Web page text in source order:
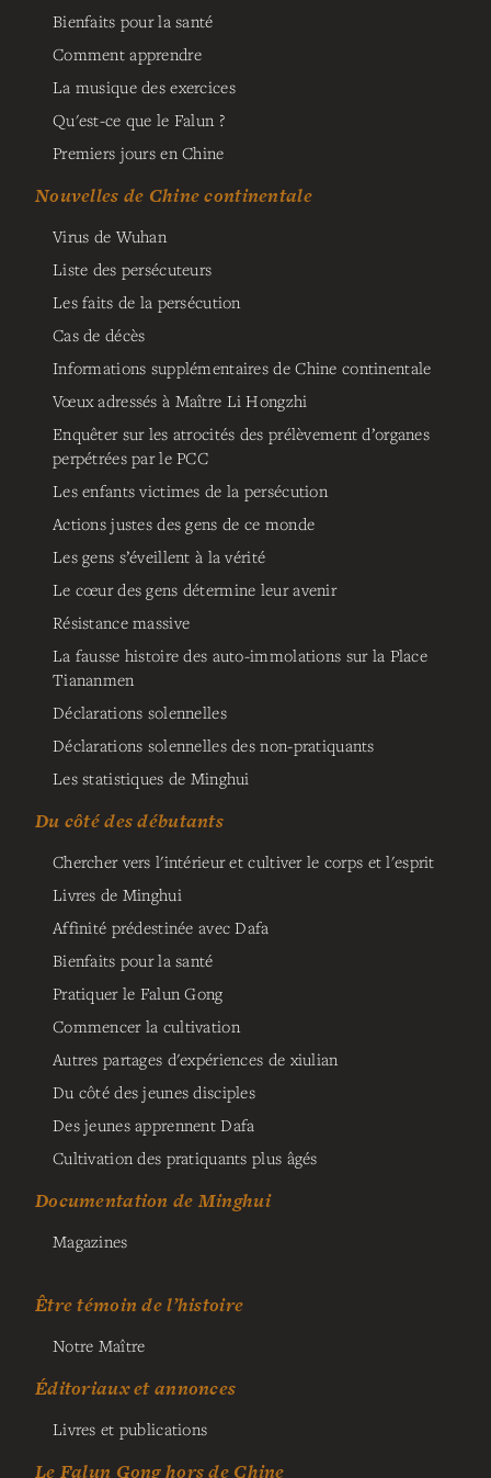
Bienfaits pour la santé
Comment apprendre
La musique des exercices
Qu'est-ce que le Falun ?
Premiers jours en Chine
Nouvelles de Chine continentale
Virus de Wuhan
Liste des persécuteurs
Les faits de la persécution
Cas de décès
Informations supplémentaires de Chine continentale
Vœux adressés à Maître Li Hongzhi
Enquêter sur les atrocités des prélèvement d’organes
perpétrées par le PCC
Les enfants victimes de la persécution
Actions justes des gens de ce monde
Les gens s’éveillent à la vérité
Le cœur des gens détermine leur avenir
Résistance massive
La fausse histoire des auto-immolations sur la Place
Tiananmen
Déclarations solennelles
Déclarations solennelles des non-pratiquants
Les statistiques de Minghui
Du côté des débutants
Chercher vers l'intérieur et cultiver le corps et l'esprit
Livres de Minghui
Affinité prédestinée avec Dafa
Bienfaits pour la santé
Pratiquer le Falun Gong
Commencer la cultivation
Autres partages d'expériences de xiulian
Du côté des jeunes disciples
Des jeunes apprennent Dafa
Cultivation des pratiquants plus âgés
Documentation de Minghui
Magazines
Être témoin de l’histoire
Notre Maître
Éditoriaux et annonces
Livres et publications
Le Falun Gong hors de Chine